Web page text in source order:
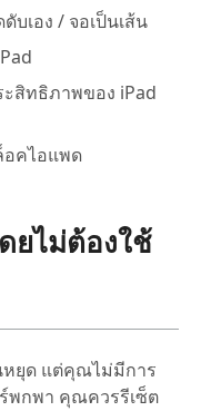
บเอง / จอเป็นเส้น
สิทธิภาพของ iPad
คไอแพด
ยไม่ต้องใช้
หยุด แต่คุณไม่มีการ
พกพา คุณควรรีเซ็ต